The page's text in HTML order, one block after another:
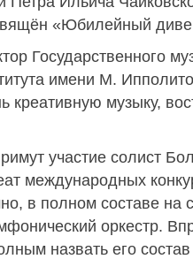
«Юбилейный
Государственного
имени М.
креативную музыку,
участие солист
международных
в полном составе на
оркестр.
назвать его